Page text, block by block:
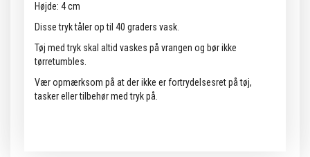
Højde: 4 cm
Disse tryk tåler op til 40 graders vask.
Tøj med tryk skal altid vaskes på vrangen og bør ikke
tørretumbles.
Vær opmærksom på at der ikke er fortrydelsesret på tøj,
tasker eller tilbehør med tryk på.